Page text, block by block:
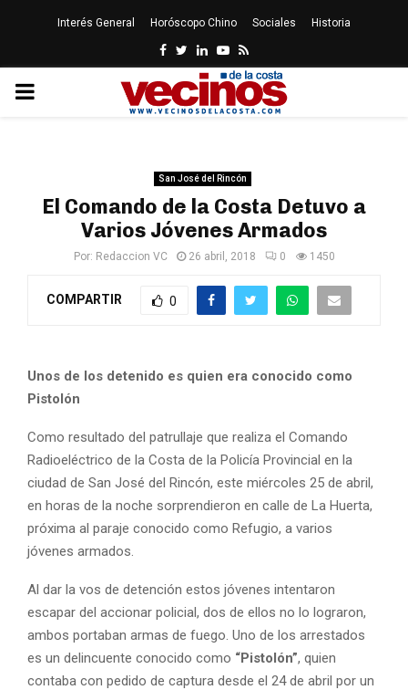
Interés General Horóscopo Chino Sociales Historia
Facebook
Twitter
LinkedinYoutube
Rss
PRIMARY
San José del Rincón
El Comando de la Costa Detuvo a
Varios Jóvenes Armados
Por: Redaccion VC 26 abril, 2018 0 1450
COMPARTIR 0
Unos de los detenido es quien era conocido como
Pistolón
Como resultado del patrullaje que realiza el Comando
Radioeléctrico de la Costa de la Policía Provincial en la
ciudad de San José del Rincón, este miércoles 25 de abril,
en horas de la noche sorprendieron en calle de La Huerta,
próxima al paraje conocido como Refugio, a varios
jóvenes armados.
Al dar la vos de detención estos jóvenes intentaron
escapar del accionar policial, dos de ellos no lo lograron,
ambos portaban armas de fuego. Uno de los arrestados
es un delincuente conocido como “Pistolón”, quien
contaba con pedido de captura desde el 24 de abril por un